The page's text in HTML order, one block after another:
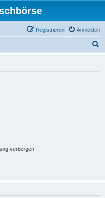
Anmelden
Registrieren
verbergen